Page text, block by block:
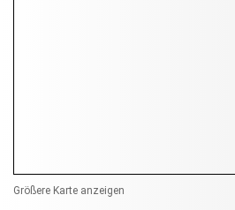
Größere Karte anzeigen